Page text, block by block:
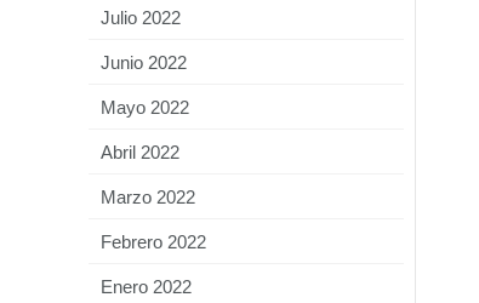
Julio 2022
Junio 2022
Mayo 2022
Abril 2022
Marzo 2022
Febrero 2022
Enero 2022